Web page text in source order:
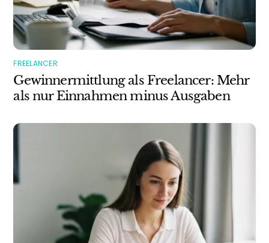
FREELANCER
Gewinnermittlung als Freelancer: Mehr
als nur Einnahmen minus Ausgaben